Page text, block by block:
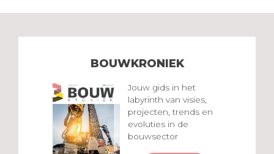
BOUWKRONIEK
Jouw gids in het
labyrinth van visies,
projecten, trends en
evoluties in de
bouwsector